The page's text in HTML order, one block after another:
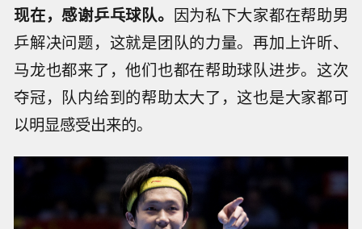
现在，感谢乒乓球队。 因为私下大家都在帮助男
乒解决问题，这就是团队的力量。再加上许昕、
马龙也都来了，他们也都在帮助球队进步。这次
夺冠，队内给到的帮助太大了，这也是大家都可
以明显感受出来的。